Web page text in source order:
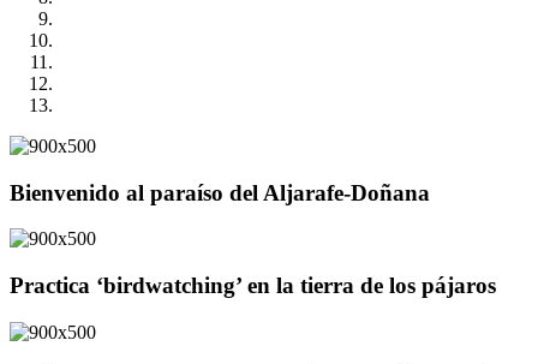
Bienvenido al paraíso del Aljarafe-Doñana
Practica ‘birdwatching’ en la tierra de los pájaros